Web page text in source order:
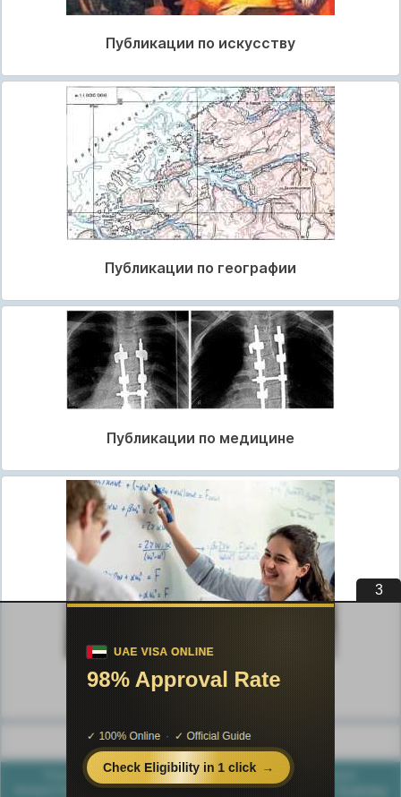
Публикации по искусству
Публикации по географии
Публикации по медицине
Публикации по педагогике
Разделы публикаций
Poznayka.org - Познайка.Орг - 2016-2026 год. Материал
предоставляется для ознакомительных и учебных целей.
3